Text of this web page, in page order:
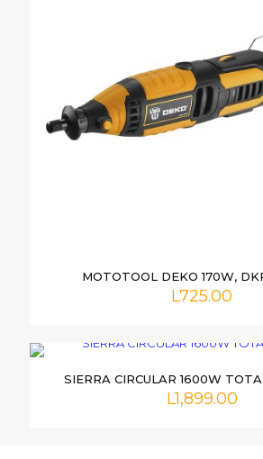
MOTOTOOL DEKO 170W,
L725.00
SIERRA CIRCULAR 1600W
L1,899.00